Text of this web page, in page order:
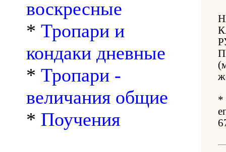
воскресные
* Тропари и
кондаки дневные
* Тропари -
величания общие
* Поучения
*